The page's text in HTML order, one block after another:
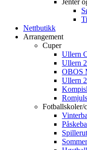
Jenter
Nettbutikk
Arrangement
Cuper
Ullern
Ullern
OBOS
Ullern
Fotballskoler/